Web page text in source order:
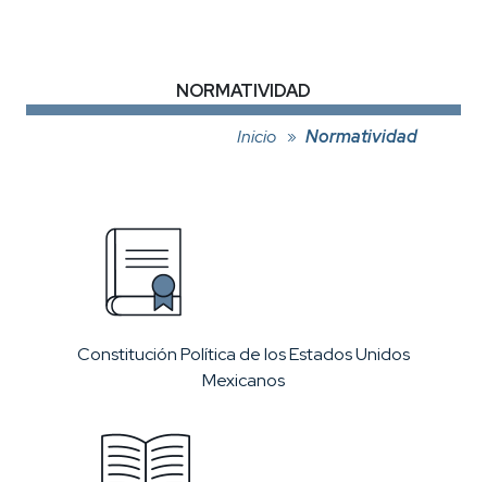
NORMATIVIDAD
Inicio
Normatividad
Constitución Política de los Estados Unidos
Mexicanos